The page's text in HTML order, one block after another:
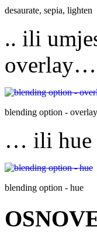
desaurate, sepia, lighten
.. ili
blending option - overlay
… ili hue
blending option - hue